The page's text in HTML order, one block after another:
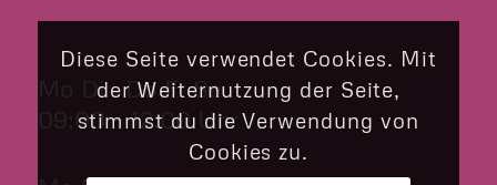
ÖFFNUNGSZEITEN
Mo Di Do Fr Sa
09:00 – 12:00 Uhr
Diese Seite verwendet Cookies. Mit
der Weiternutzung der Seite,
stimmst du die Verwendung von
Cookies zu.